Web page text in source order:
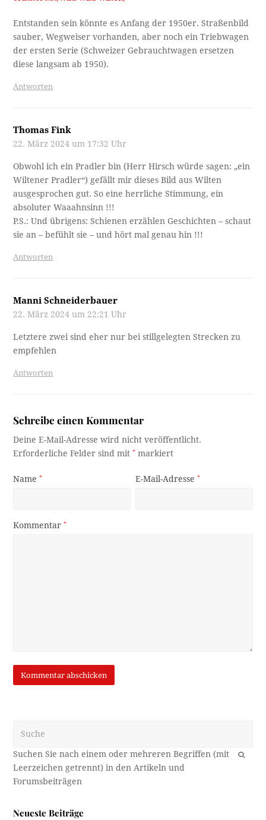
Entstanden sein könnte es Anfang der 1950er. Straßenbild
sauber, Wegweiser vorhanden, aber noch ein Triebwagen
der ersten Serie (Schweizer Gebrauchtwagen ersetzen
diese langsam ab 1950).
Antworten
Thomas Fink
22. März 2024 um 17:32 Uhr
Obwohl ich ein Pradler bin (Herr Hirsch würde sagen: „ein
Wiltener Pradler“) gefällt mir dieses Bild aus Wilten
ausgesprochen gut. So eine herrliche Stimmung, ein
absoluter Waaahnsinn !!!
P.S.: Und übrigens: Schienen erzählen Geschichten – schaut
sie an – befühlt sie – und hört mal genau hin !!!
Antworten
Manni Schneiderbauer
22. März 2024 um 22:21 Uhr
Letztere zwei sind eher nur bei stillgelegten Strecken zu
empfehlen
Antworten
Schreibe einen Kommentar
Deine E-Mail-Adresse wird nicht veröffentlicht.
Erforderliche Felder sind mit* markiert
Name* E-Mail-Adresse*
Kommentar*
OK
Neueste Beiträge